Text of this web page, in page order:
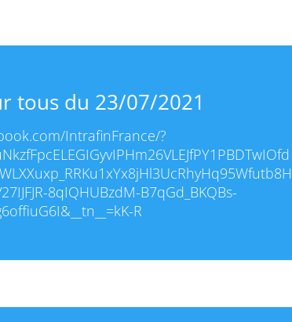
tous du 23/07/2021
IntrafinFrance/?
8qIQHUBzdM-B7qGd_BKQBs-
R